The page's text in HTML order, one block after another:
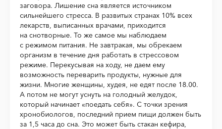
заговора. Лишение сна является источником
сильнейшего стресса. В развитых странах 10% всех
лекарств, выписанных врачами, приходится
на снотворные. То же самое мы наблюдаем
с режимом питания. Не завтракая, мы обрекаем
организм в течение дня работать в стрессовом
режиме. Перекусывая на ходу, не даем ему
возможность переварить продукты, нужные для
жизни. Многие женщины, худея, не едят после 18.00.
А потом не могут уснуть на голодный желудок,
который начинает «поедать себя». С точки зрения
хронобиологов, последний прием пищи должен быть
за 1,5 часа до сна. Это может быть стакан кефира,